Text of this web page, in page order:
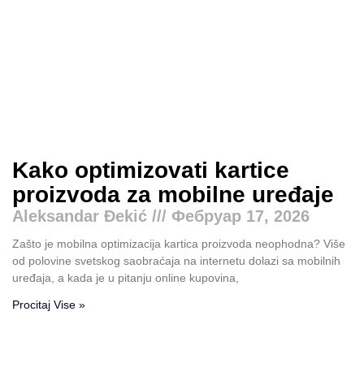
Kako optimizovati kartice
proizvoda za mobilne uređaje
Aleksandar Đekić Фебруар 17, 2026
Zašto je mobilna optimizacija kartica proizvoda neophodna? Više
od polovine svetskog saobraćaja na internetu dolazi sa mobilnih
uređaja, a kada je u pitanju online kupovina,
Procitaj Vise »